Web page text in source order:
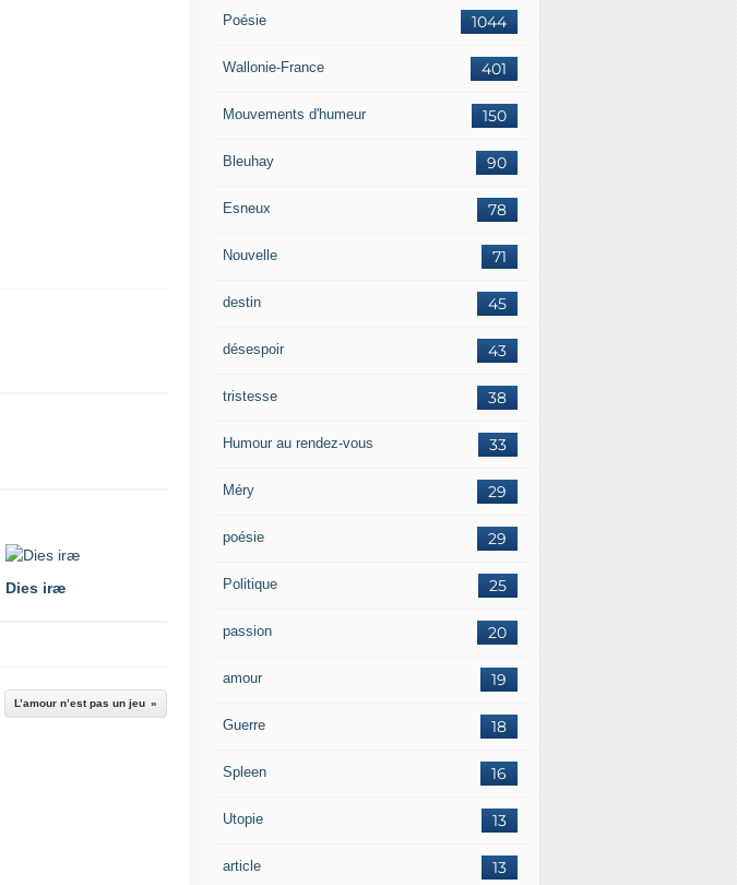
Dies iræ
L’amour n’est pas un jeu
1044
Poésie
401
Wallonie-France
150
Mouvements d'humeur
90
Bleuhay
78
Esneux
71
Nouvelle
45
destin
43
désespoir
38
tristesse
33
Humour au rendez-vous
29
Méry
29
poésie
25
Politique
20
passion
19
amour
18
Guerre
16
Spleen
13
Utopie
13
article